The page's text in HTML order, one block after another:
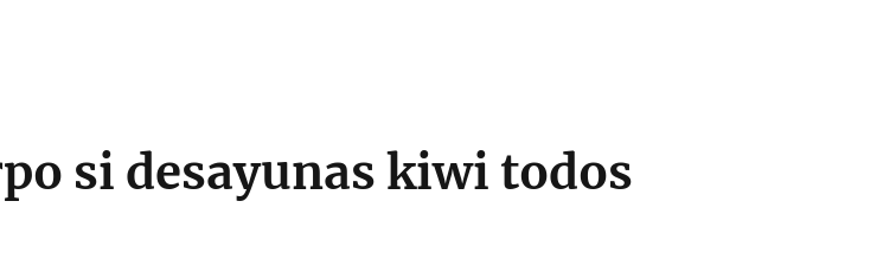
si desayunas kiwi todos